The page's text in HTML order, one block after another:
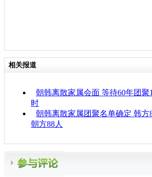
相关报道
朝韩离散家属会面 等待60年团聚
时
朝韩离散家属团聚名单确定 韩方
朝方88人